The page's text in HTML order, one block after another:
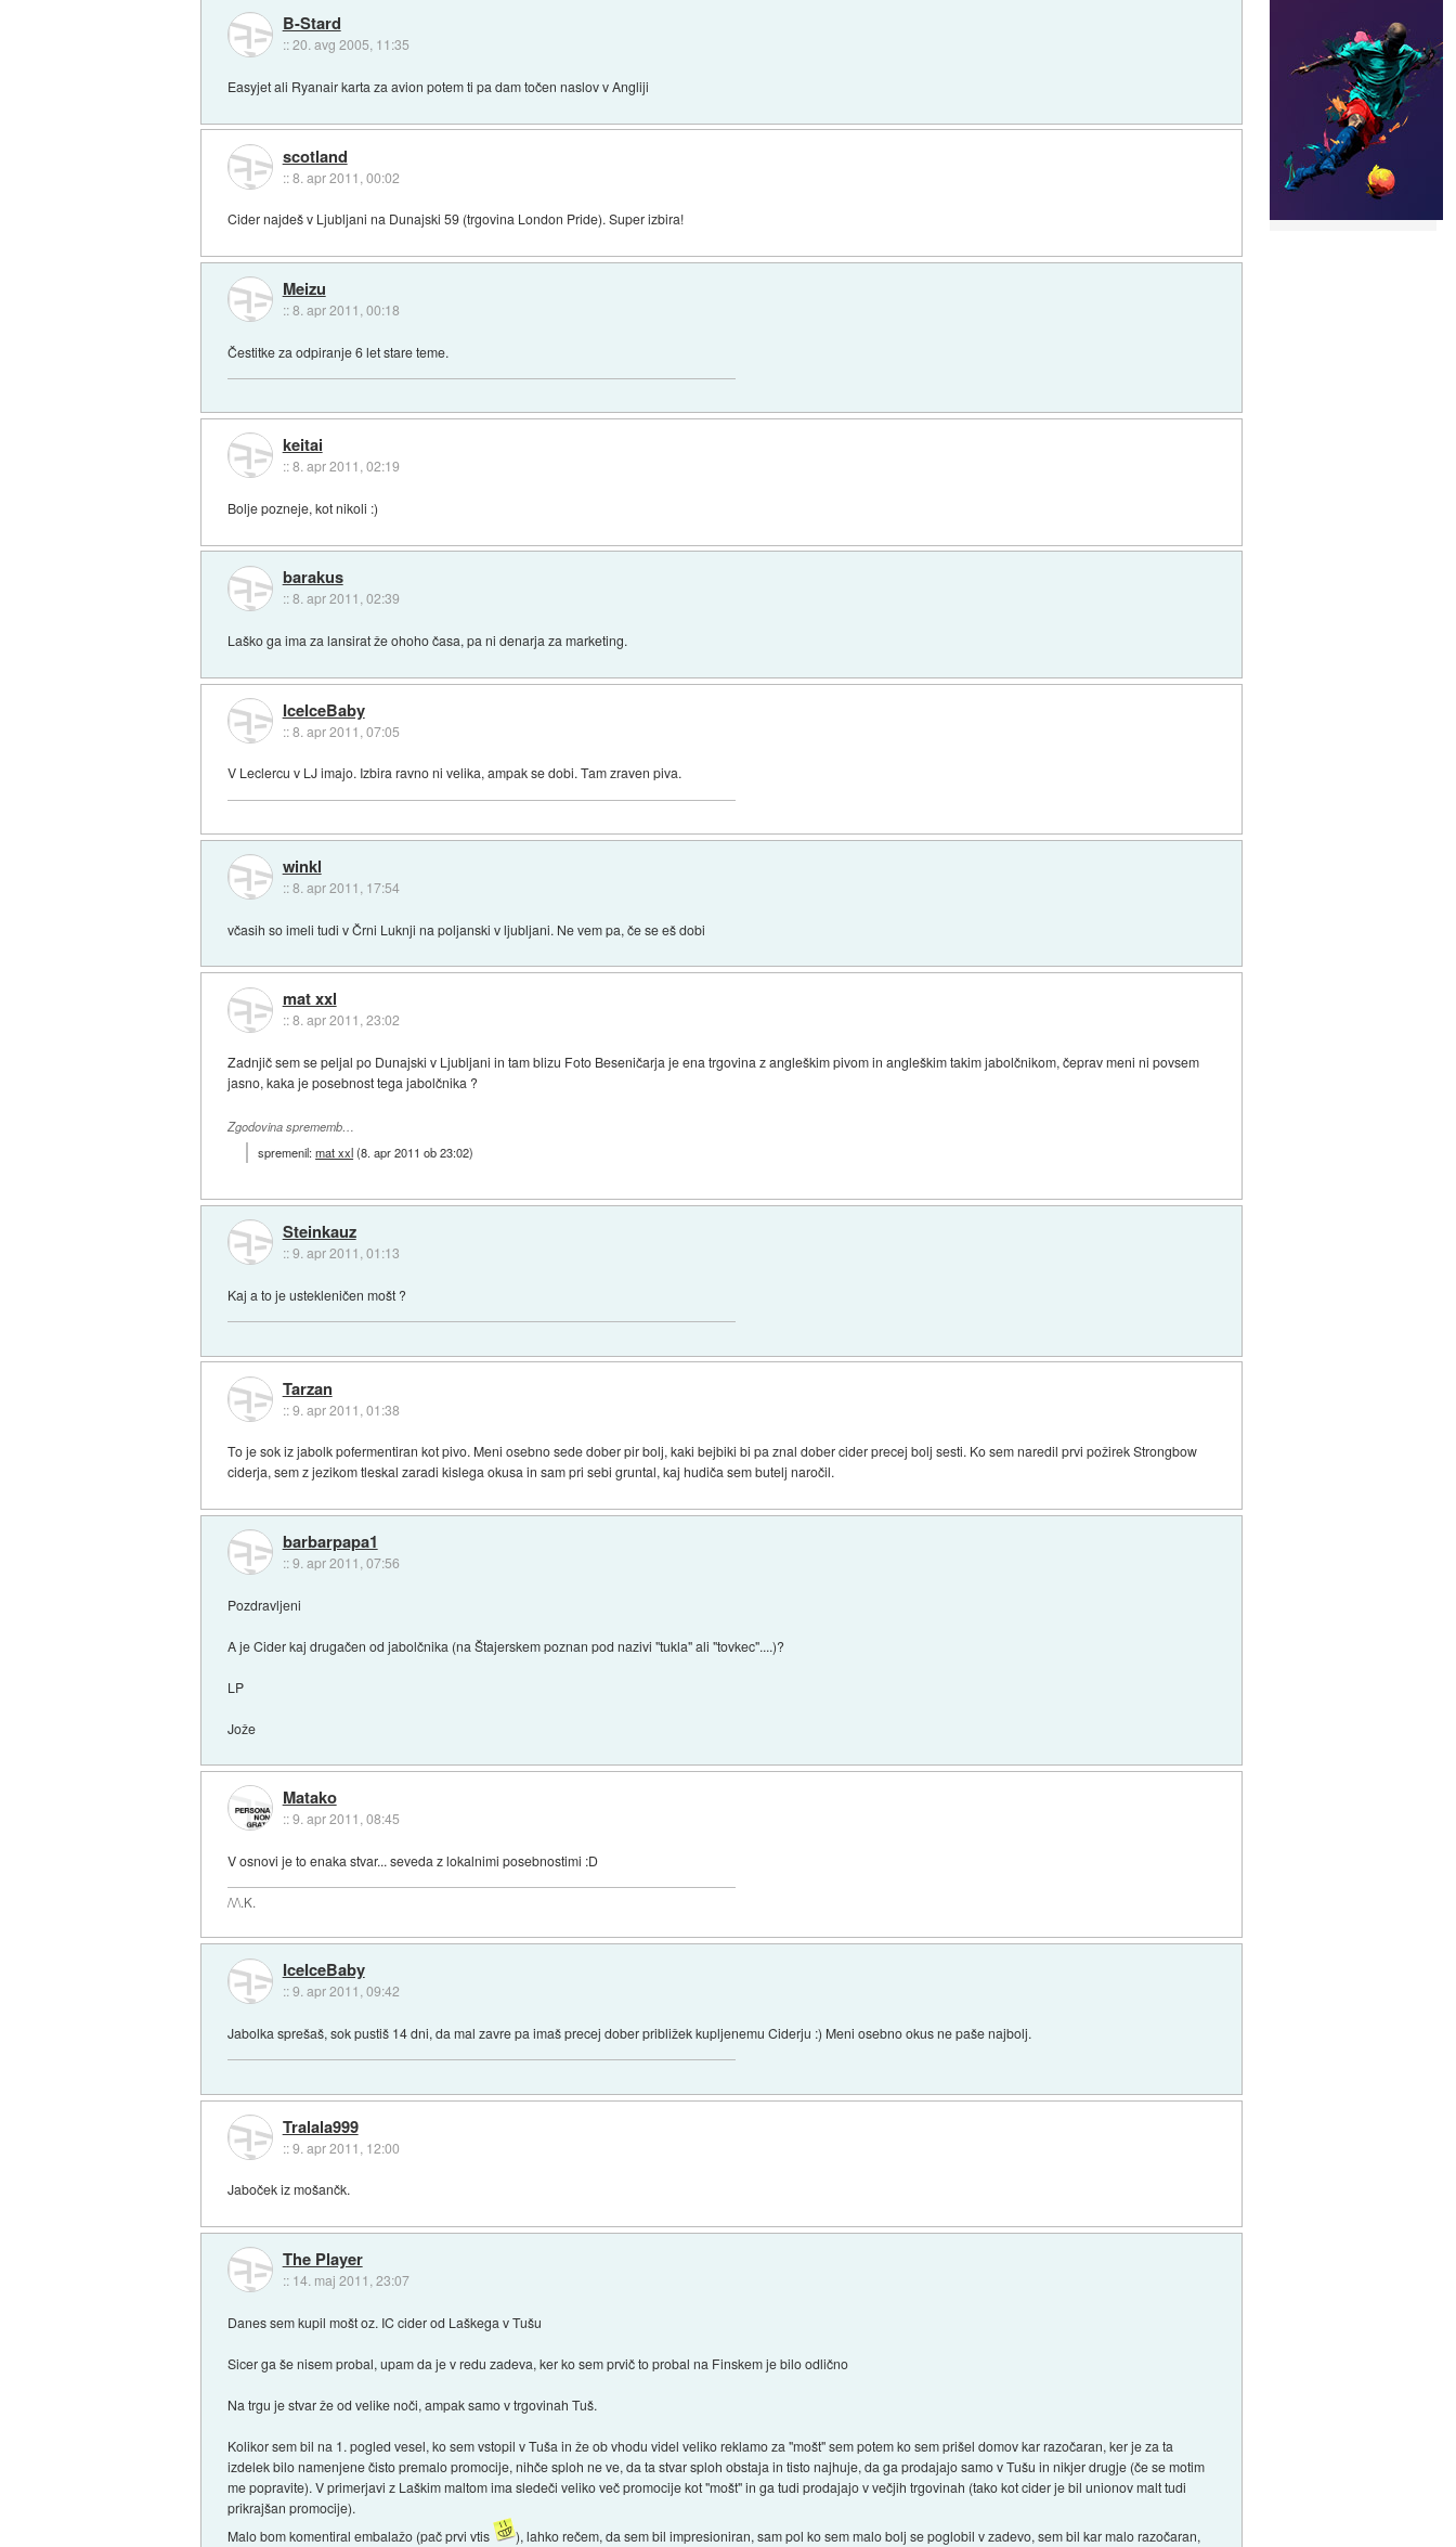
B-Stard
::20. avg 2005, 11:35
Easyjet ali Ryanair karta za avion potem ti pa dam točen naslov v Angliji
scotland
::8. apr 2011, 00:02
Cider najdeš v Ljubljani na Dunajski 59 (trgovina London Pride). Super izbira!
Meizu
::8. apr 2011, 00:18
Čestitke za odpiranje 6 let stare teme.
keitai
::8. apr 2011, 02:19
Bolje pozneje, kot nikoli :)
barakus
::8. apr 2011, 02:39
Laško ga ima za lansirat že ohoho časa, pa ni denarja za marketing.
IceIceBaby
::8. apr 2011, 07:05
V Leclercu v LJ imajo. Izbira ravno ni velika, ampak se dobi. Tam zraven piva.
winkl
::8. apr 2011, 17:54
včasih so imeli tudi v Črni Luknji na poljanski v ljubljani. Ne vem pa, če se eš dobi
mat xxl
::8. apr 2011, 23:02
Zadnjič sem se peljal po Dunajski v Ljubljani in tam blizu Foto Beseničarja je ena trgovina z angleškim pivom in angleškim takim jabolčnikom, čeprav meni ni povsem
jasno, kaka je posebnost tega jabolčnika ?
Zgodovina sprememb…
spremenil:mat xxl(8. apr 2011 ob 23:02)
Steinkauz
::9. apr 2011, 01:13
Kaj a to je ustekleničen mošt ?
Tarzan
::9. apr 2011, 01:38
To je sok iz jabolk pofermentiran kot pivo. Meni osebno sede dober pir bolj, kaki bejbiki bi pa znal dober cider precej bolj sesti. Ko sem naredil prvi požirek Strongbow
ciderja, sem z jezikom tleskal zaradi kislega okusa in sam pri sebi gruntal, kaj hudiča sem butelj naročil.
barbarpapa1
::9. apr 2011, 07:56
Pozdravljeni
A je Cider kaj drugačen od jabolčnika (na Štajerskem poznan pod nazivi "tukla" ali "tovkec"....)?
LP
Jože
Matako
::9. apr 2011, 08:45
V osnovi je to enaka stvar... seveda z lokalnimi posebnostimi :D
/\/\.K.
IceIceBaby
::9. apr 2011, 09:42
Jabolka sprešaš, sok pustiš 14 dni, da mal zavre pa imaš precej dober približek kupljenemu Ciderju :) Meni osebno okus ne paše najbolj.
Tralala999
::9. apr 2011, 12:00
Jaboček iz mošančk.
The Player
:: 14. maj 2011, 23:07
Danes sem kupil mošt oz. IC cider od Laškega v Tušu
Sicer ga še nisem probal, upam da je v redu zadeva, ker ko sem prvič to probal na Finskem je bilo odlično
Na trgu je stvar že od velike noči, ampak samo v trgovinah Tuš.
Kolikor sem bil na 1. pogled vesel, ko sem vstopil v Tuša in že ob vhodu videl veliko reklamo za "mošt" sem potem ko sem prišel domov kar razočaran, ker je za ta
izdelek bilo namenjene čisto premalo promocije, nihče sploh ne ve, da ta stvar sploh obstaja in tisto najhuje, da ga prodajajo samo v Tušu in nikjer drugje (če se motim
me popravite). V primerjavi z Laškim maltom ima sledeči veliko več promocije kot "mošt" in ga tudi prodajajo v večjih trgovinah (tako kot cider je bil unionov malt tudi
prikrajšan promocije).
Malo bom komentiral embalažo (pač prvi vtis
), lahko rečem, da sem bil impresioniran, sam pol ko sem malo bolj se poglobil v zadevo, sem bil kar malo razočaran,